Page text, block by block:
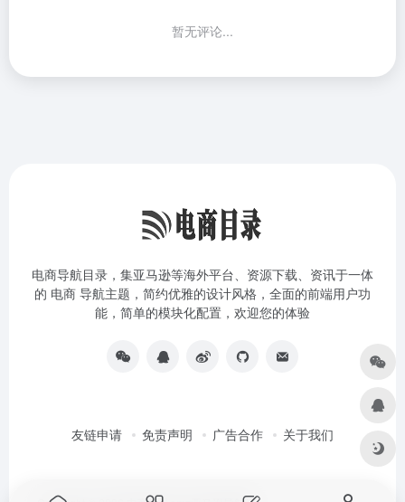
暂无评论...
电商导航目录，集亚马逊等海外平台、资源下载、资讯于一体
的 电商 导航主题，简约优雅的设计风格，全面的前端用户功
能，简单的模块化配置，欢迎您的体验
友链申请 免责声明 广告合作 关于我们